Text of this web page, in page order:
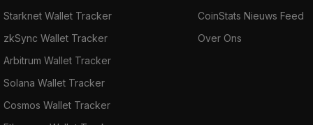
Starknet Wallet Tracker
zkSync Wallet Tracker
Arbitrum Wallet Tracker
Solana Wallet Tracker
Cosmos Wallet Tracker
CoinStats Nieuws Feed
Over Ons